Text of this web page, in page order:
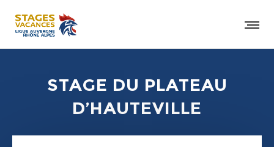
STAGE DU PLATEAU
D’HAUTEVILLE